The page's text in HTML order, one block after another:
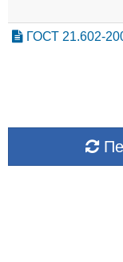
ГОСТ 21.602-